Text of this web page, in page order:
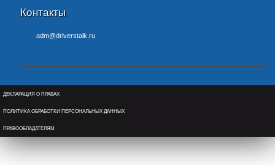
Контакты
adm@driverstalk.ru
ДЕКЛАРАЦИЯ О ПРАВАХ
ПОЛИТИКА ОБРАБОТКИ ПЕРСОНАЛЬНЫХ ДАННЫХ
ПРАВООБЛАДАТЕЛЯМ